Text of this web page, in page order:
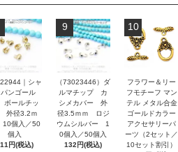
｜シャ
ンゴール
ールチッ
外径3.2ｍ
個入／50
個入
円(税込)
9
（73023446）ダ
ルマチップ カ
シメカバー 外
径3.5ｍｍ ロジ
ウムシルバー 1
0個入／50個入
132円(税込)
10
フラワー＆リー
フモチーフ マン
テル メタル合金
ゴールドカラー
アクセサリーパ
ーツ（2セット／
10セット割引）